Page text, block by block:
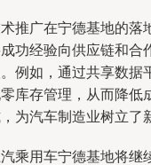
推广在宁德基地的落
功经验向供应链和合
例如，通过共享数据
库存管理，从而降低
为汽车制造业树立了
乘用车宁德基地将继